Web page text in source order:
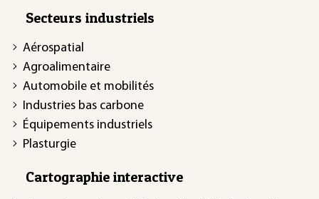
Secteurs industriels
Aérospatial
Agroalimentaire
Automobile et mobilités
Industries bas carbone
Équipements industriels
Plasturgie
Cartographie interactive